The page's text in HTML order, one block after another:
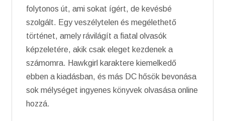
folytonos út, ami sokat ígért, de kevésbé
szolgált. Egy veszélytelen és megélethető
történet, amely rávilágít a fiatal olvasók
képzeletére, akik csak eleget kezdenek a
számomra. Hawkgirl karaktere kiemelkedő
ebben a kiadásban, és más DC hősök bevonása
sok mélységet ingyenes könyvek olvasása online
hozzá.